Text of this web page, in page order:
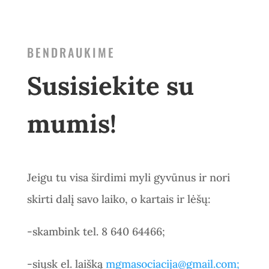
BENDRAUKIME
Susisiekite su
mumis!
Jeigu tu visa širdimi myli gyvūnus ir nori
skirti dalį savo laiko, o kartais ir lėšų:
-skambink tel. 8 640 64466;
-siųsk el. laišką mgmasociacija@gmail.com;